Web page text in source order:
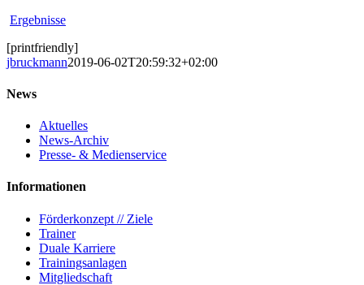
Ergebnisse
[printfriendly]
jbruckmann2019-06-02T20:59:32+02:00
News
Aktuelles
News-Archiv
Presse- & Medienservice
Informationen
Förderkonzept // Ziele
Trainer
Duale Karriere
Trainingsanlagen
Mitgliedschaft